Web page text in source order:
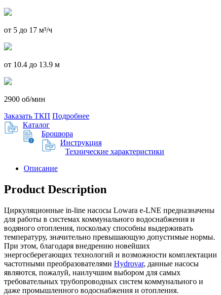
от 5 до 17 м³/ч
от 10.4 до 13.9 м
2900 об/мин
Заказать ТКП Подробнее
Каталог
Брошюра
Инструкция
Технические характеристики
Описание
Product Description
Циркуляционные in-line насосы Lowara e-LNE предназначены
для работы в системах коммунального водоснабжения и
водяного отопления, поскольку способны выдерживать
температуру, значительно превышающую допустимые нормы.
При этом, благодаря внедрению новейших
энергосберегающих технологий и возможности комплектации
частотными преобразователями Hydrovar, данные насосы
являются, пожалуй, наилучшим выбором для самых
требовательных трубопроводных систем коммунального и
даже промышленного водоснабжения и отопления.